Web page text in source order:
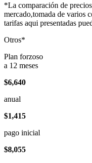
*La comparación de
mercado,tomada de varios
tarifas aqui presentadas
Otros*
Plan forzoso
a 12 meses
$6,640
anual
$1,415
pago inicial
$8,055